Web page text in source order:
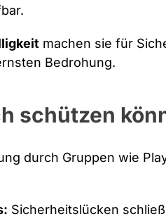
machen sie für
Bedrohung.
schützen
durch Gruppen wie
Sicherheitslücken